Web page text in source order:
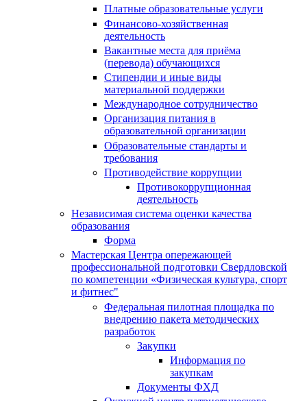
Платные образовательные услуги
Финансово-хозяйственная
деятельность
Вакантные места для приёма
(перевода) обучающихся
Стипендии и иные виды
материальной поддержки
Международное сотрудничество
Организация питания в
образовательной организации
Образовательные стандарты и
требования
Противодействие коррупции
Противокоррупционная
деятельность
Независимая система оценки качества
образования
Форма
Мастерская Центра опережающей
профессиональной подготовки Свердловской
по компетенции «Физическая культура, спорт
и фитнес"
Федеральная пилотная площадка по
внедрению пакета методических
разработок
Закупки
Информация по
закупкам
Документы ФХД